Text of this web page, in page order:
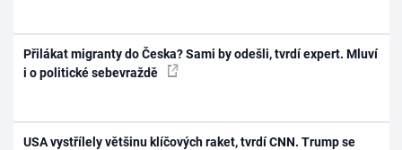
Přilákat migranty do Česka? Sami by odešli, tvrdí expert. Mluví
i o politické sebevraždě
USA vystřílely většinu klíčových raket, tvrdí CNN. Trump se